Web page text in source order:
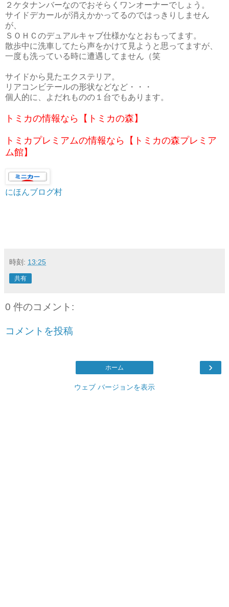
２ケタナンバーなのでおそらくワンオーナーでしょう。
サイドデカールが消えかかってるのではっきりしません
が、
ＳＯＨＣのデュアルキャブ仕様かなとおもってます。
散歩中に洗車してたら声をかけて見ようと思ってますが、
一度も洗っている時に遭遇してません（笑
サイドから見たエクステリア。
リアコンビテールの形状などなど・・・
個人的に、よだれものの１台でもあります。
トミカの情報なら【トミカの森】
トミカプレミアムの情報なら【トミカの森プレミア
ム館】
にほんブログ村
時刻: 13:25
共有
0 件のコメント:
コメントを投稿
›
ホーム
ウェブ バージョンを表示